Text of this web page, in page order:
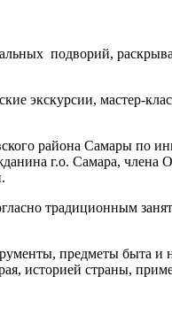
подворий,
экскурсии, мастер-
района Самары по
г.о. Самара,
традиционным
предметы быта и
историей страны,